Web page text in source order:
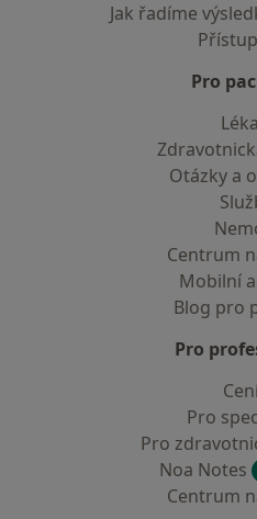
Jak řadíme
Pro
Otázky a
Centrum
Mobilní
Blog pro
Pro
Pro
Pro
Noa Notes
Centrum